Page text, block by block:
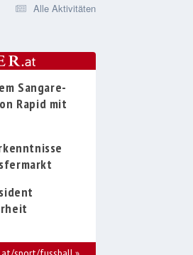
Alle Aktivitäten
Sangare-
Rapid mit